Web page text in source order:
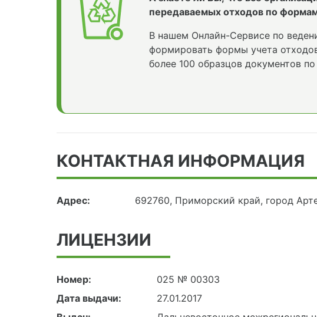
передаваемых отходов по
В нашем Онлайн-Сервисе по
формировать формы учета
более 100 образцов документов
КОНТАКТНАЯ ИНФОРМАЦИЯ
Адрес: 692760, Приморский край, город
ЛИЦЕНЗИИ
Номер:
025 № 00303
Дата выдачи:
27.01.2017